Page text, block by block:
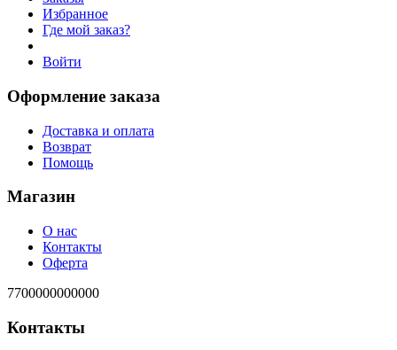
Избранное
Где мой заказ?
Войти
Оформление заказа
Доставка и оплата
Возврат
Помощь
Магазин
О нас
Контакты
Оферта
7700000000000
Контакты